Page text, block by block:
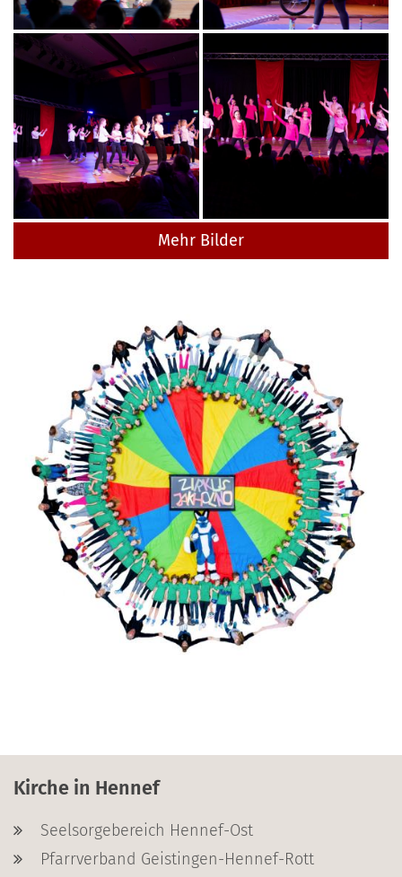
Mehr Bilder
Kirche in Hennef
Seelsorgebereich Hennef-Ost
Pfarrverband Geistingen-Hennef-Rott